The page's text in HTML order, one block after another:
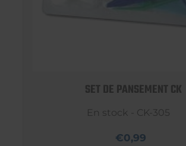
SET DE PANSEMENT CK
En stock - CK-305
€0,99